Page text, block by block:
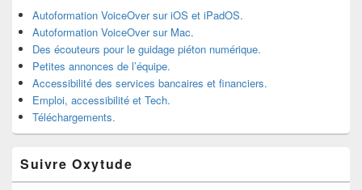
Autoformation VoiceOver sur iOS et iPadOS.
Autoformation VoiceOver sur Mac.
Des écouteurs pour le guidage piéton numérique.
Petites annonces de l’équipe.
Accessibilité des services bancaires et financiers.
Emploi, accessibilité et Tech.
Téléchargements.
Suivre Oxytude